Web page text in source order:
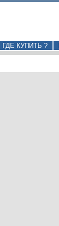
ГДЕ КУПИТЬ ?